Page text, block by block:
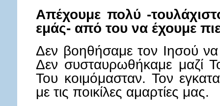
Απέχουμε πολύ -
εμάς- από του να έχουμε
Δεν βοηθήσαμε τον Ιησού
Δεν συσταυρωθήκαμε μαζί
Του κοιμόμασταν. Τον
με τις ποικίλες αμαρτίες μας.